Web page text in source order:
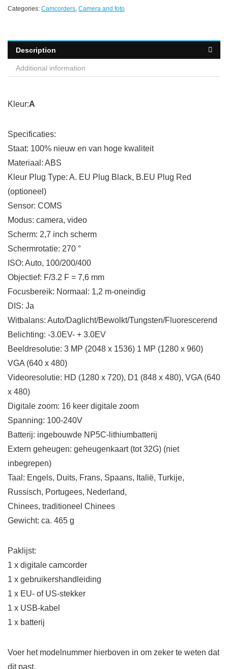
Categories: Camcorders, Camera and foto
Description
Additional information
Kleur:A
Specificaties:
Staat: 100% nieuw en van hoge kwaliteit
Materiaal: ABS
Kleur Plug Type: A. EU Plug Black, B.EU Plug Red
(optioneel)
Sensor: COMS
Modus: camera, video
Scherm: 2,7 inch scherm
Schermrotatie: 270 °
ISO: Auto, 100/200/400
Objectief: F/3.2 F = 7,6 mm
Focusbereik: Normaal: 1,2 m-oneindig
DIS: Ja
Witbalans: Auto/Daglicht/Bewolkt/Tungsten/Fluorescerend
Belichting: -3.0EV- + 3.0EV
Beeldresolutie: 3 MP (2048 x 1536) 1 MP (1280 x 960)
VGA (640 x 480)
Videoresolutie: HD (1280 x 720), D1 (848 x 480), VGA (640
x 480)
Digitale zoom: 16 keer digitale zoom
Spanning: 100-240V
Batterij: ingebouwde NP5C-lithiumbatterij
Extern geheugen: geheugenkaart (tot 32G) (niet
inbegrepen)
Taal: Engels, Duits, Frans, Spaans, Italië, Turkije,
Russisch, Portugees, Nederland,
Chinees, traditioneel Chinees
Gewicht: ca. 465 g
Paklijst:
1 x digitale camcorder
1 x gebruikershandleiding
1 x EU- of US-stekker
1 x USB-kabel
1 x batterij
Voer het modelnummer hierboven in om zeker te weten dat
dit past.